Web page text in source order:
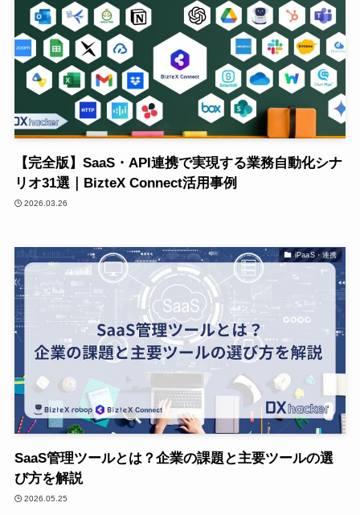
【完全版】SaaS・API連携で実現する業務自動化シナ
リオ31選｜BizteX Connect活用事例
2026.03.26
iPaaS・連携
SaaS管理ツールとは？企業の課題と主要ツールの選
び方を解説
2026.05.25